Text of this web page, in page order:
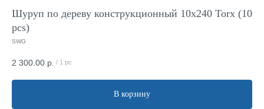
Шуруп по дереву конструкционный 10x240 Torx (10
pcs)
SWG
2 300.00 р. / 1 pc
В корзину